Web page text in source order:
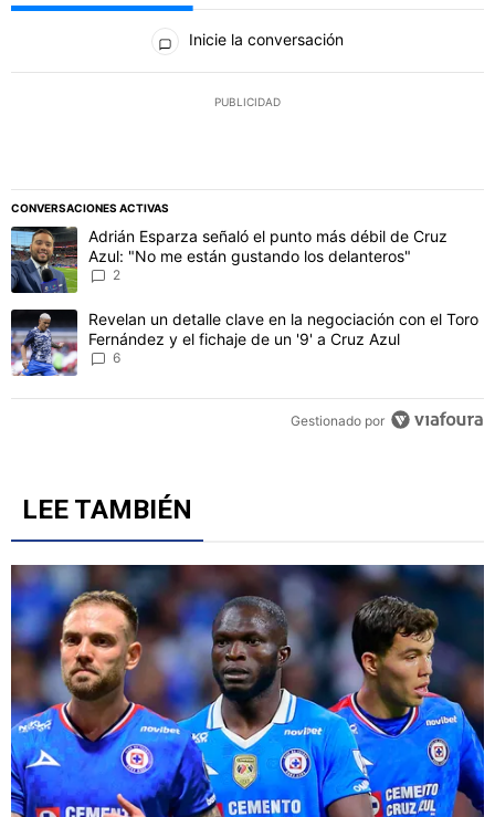
Todos los comentarios
Inicie la conversación
PUBLICIDAD
CONVERSACIONES ACTIVAS
Este listado muestra los artículos con más comentarios en los
Un artículo de tendencia con el título "Adrián Esparza señaló el
Adrián Esparza señaló el punto más débil de Cruz
Azul: "No me están gustando los delanteros"
2
Un artículo de tendencia con el título "Revelan un detalle clave
Revelan un detalle clave en la negociación con el Toro
Fernández y el fichaje de un '9' a Cruz Azul
6
Gestionado por
LEE TAMBIÉN